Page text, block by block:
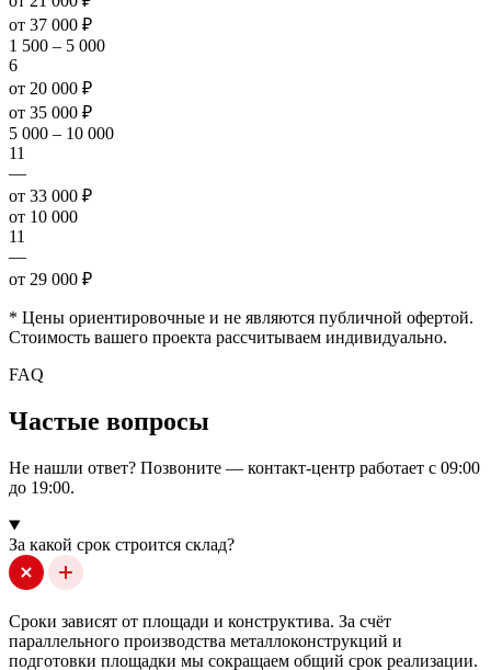
от 37 000 ₽
1 500 – 5 000
6
от 20 000 ₽
от 35 000 ₽
5 000 – 10 000
11
—
от 33 000 ₽
от 10 000
11
—
от 29 000 ₽
* Цены ориентировочные и не являются публичной офертой.
Стоимость вашего проекта рассчитываем индивидуально.
FAQ
Частые вопросы
Не нашли ответ? Позвоните — контакт-центр работает с 09:00
до 19:00.
За какой срок строится склад?
Сроки зависят от площади и конструктива. За счёт
параллельного производства металлоконструкций и
подготовки площадки мы сокращаем общий срок реализации.